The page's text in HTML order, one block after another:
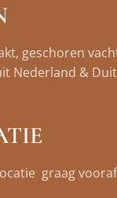
geschoren
Nederland &
graag